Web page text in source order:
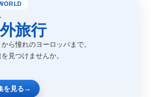
旅行
ら憧れのヨーロッパまで。
見つけませんか。
を見る→